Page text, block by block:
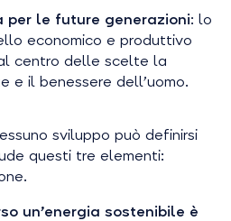
le future generazioni: lo
economico e produttivo
centro delle scelte la
e il benessere dell’uomo.
sviluppo può definirsi
questi tre elementi:
un’energia sostenibile è